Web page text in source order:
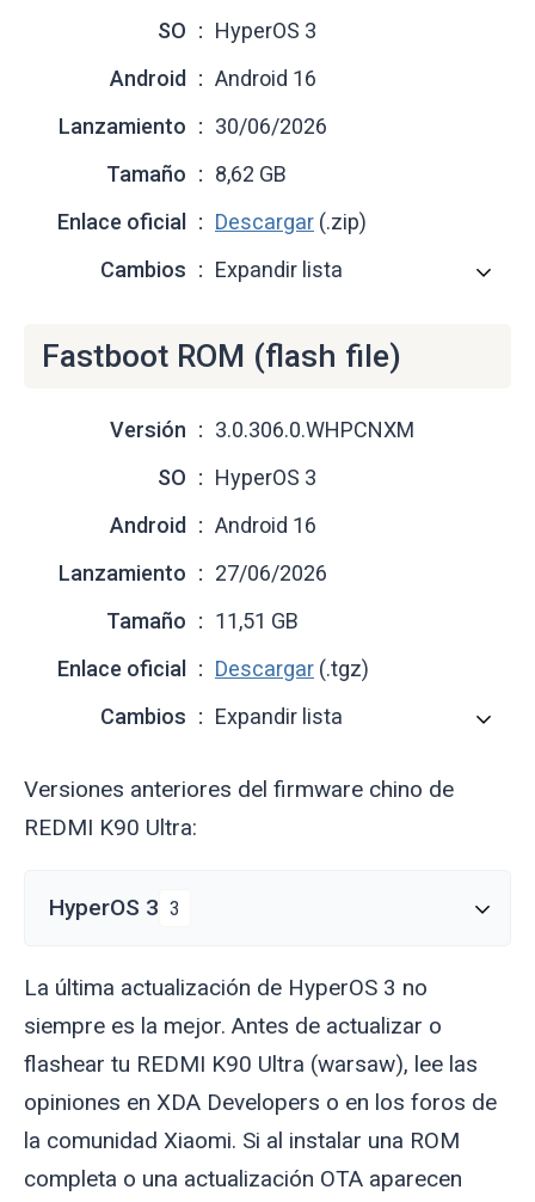
SO
HyperOS 3
Android
Android 16
Lanzamiento
30/06/2026
Tamaño
8,62 GB
Enlace oficial
Descargar (.zip)
Cambios
Expandir lista
Fastboot ROM (flash file)
Versión
3.0.306.0.WHPCNXM
SO
HyperOS 3
Android
Android 16
Lanzamiento
27/06/2026
Tamaño
11,51 GB
Enlace oficial
Descargar (.tgz)
Cambios
Expandir lista
Versiones anteriores del firmware chino de
REDMI K90 Ultra:
HyperOS 3 3
La última actualización de HyperOS 3 no
siempre es la mejor. Antes de actualizar o
flashear tu REDMI K90 Ultra (warsaw), lee las
opiniones en XDA Developers o en los foros de
la comunidad Xiaomi. Si al instalar una ROM
completa o una actualización OTA aparecen